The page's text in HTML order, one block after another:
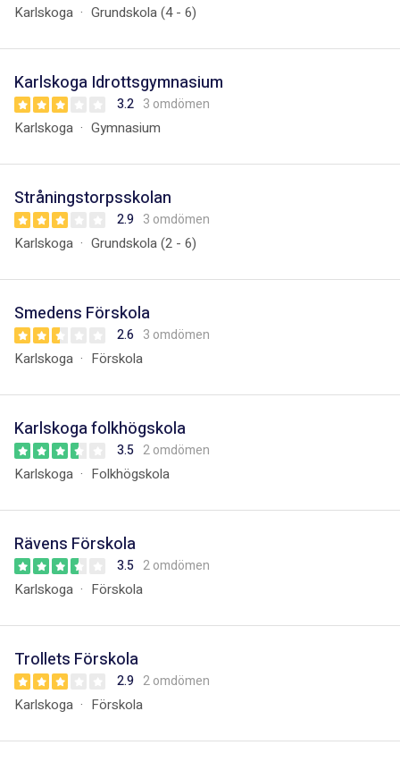
Karlskoga Grundskola (4 - 6)
Karlskoga Idrottsgymnasium
3.2 3 omdömen
Karlskoga Gymnasium
Stråningstorpsskolan
2.9 3 omdömen
Karlskoga Grundskola (2 - 6)
Smedens Förskola
2.6 3 omdömen
Karlskoga Förskola
Karlskoga folkhögskola
3.5 2 omdömen
Karlskoga Folkhögskola
Rävens Förskola
3.5 2 omdömen
Karlskoga Förskola
Trollets Förskola
2.9 2 omdömen
Karlskoga Förskola